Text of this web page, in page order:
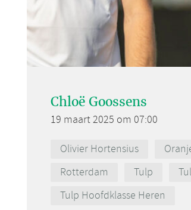
Chloë Goossens
19 maart 2025 om 07:00
Olivier Hortensius
Rotterdam
Tulp
Tulp Hoofdklasse Heren